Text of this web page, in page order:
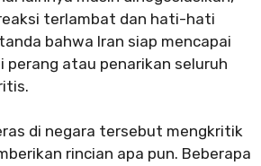
terlambat dan hati-hati
bahwa Iran siap mencapai
atau penarikan seluruh
di negara tersebut mengkritik
rincian apa pun. Beberapa